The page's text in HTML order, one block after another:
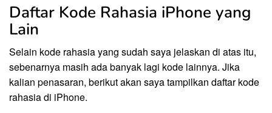
Daftar Kode Rahasia iPhone yang
Lain
Selain kode rahasia yang sudah saya jelaskan di atas itu,
sebenarnya masih ada banyak lagi kode lainnya. Jika
kalian penasaran, berikut akan saya tampilkan daftar kode
rahasia di iPhone.